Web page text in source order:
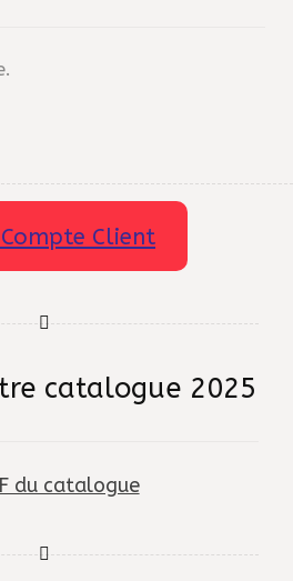
Client
catalogue 2025
du catalogue